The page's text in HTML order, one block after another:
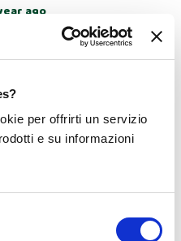
per offrirti un servizio
e su informazioni
ago
any more related content?